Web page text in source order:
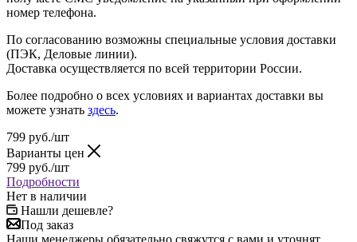
номер телефона.
По согласованию возможны специальные условия доставки
(ПЭК, Деловые линии).
Доставка осуществляется по всей территории России.
Более подробно о всех условиях и вариантах доставки вы
можете узнать здесь.
799 руб./шт
Варианты цен
799 руб./шт
Подробности
Нет в наличии
Нашли дешевле?
Под заказ
Наши менеджеры обязательно свяжутся с вами и уточнят